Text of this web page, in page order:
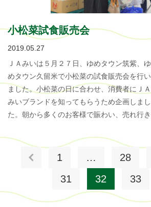
小松菜試食販売会
2019.05.27
ＪＡみいは５月２７日、ゆめタウン筑紫、ゆ
めタウン久留米で小松菜の試食販売会を行い
ました。小松菜の日に合わせ、消費者にＪＡ
みいブランドを知ってもらうため企画しまし
た。朝から多くのお客様で賑わい、売れ行き
1 … 28
31
32 33